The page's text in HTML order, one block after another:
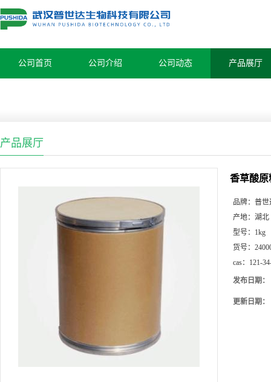
公司首页 公司介绍 公司动态 产品展厅
产品展厅
香草酸原
品牌： 普世
产地： 湖北
型号： 1kg
货号：
cas： 121-
发布日期：
更新日期：